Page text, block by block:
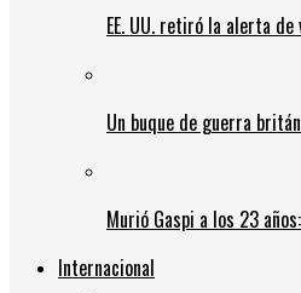
EE. UU. retiró la alerta
Un buque de guerra
Murió Gaspi a los 23
Internacional